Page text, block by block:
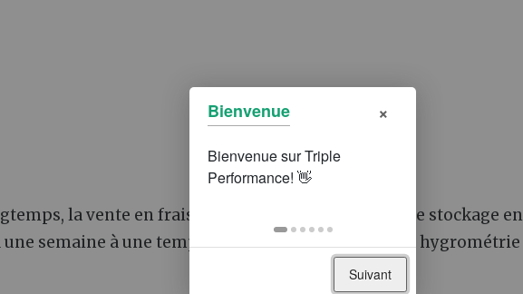
la vente en frais est privilégiée. Cependant, le stockage en
semaine à une température entre 2 et 4°C et une hygrométrie
Bienvenue ×
Suivant